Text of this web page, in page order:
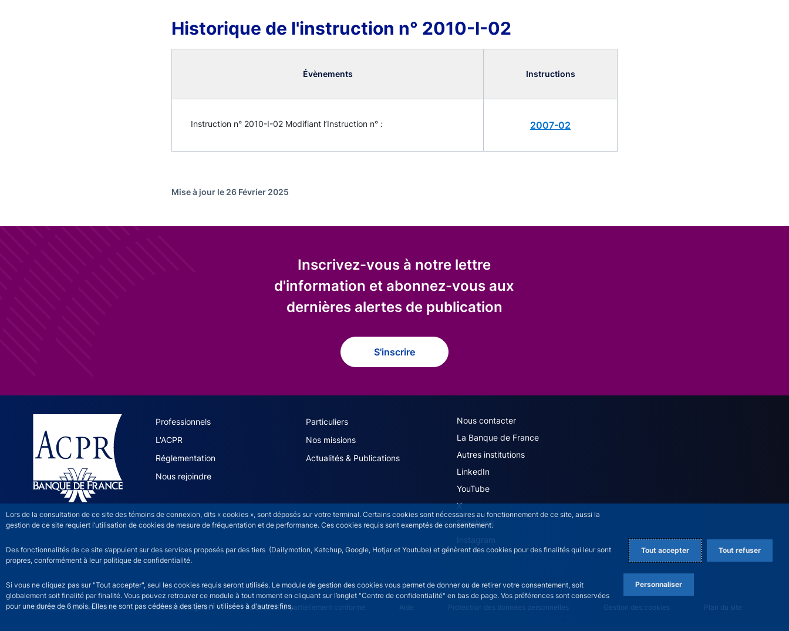
Lors de la consultation de ce site des témoins de connexion, dits « cookies », sont déposés sur votre terminal. Certains cookies sont nécessaires au fonctionnement de ce site, aussi la
gestion de ce site requiert l’utilisation de cookies de mesure de fréquentation et de performance. Ces cookies requis sont exemptés de consentement.
Des fonctionnalités de ce site s’appuient sur des services proposés par des tiers (Dailymotion, Katchup, Google, Hotjar et Youtube) et génèrent des cookies pour des finalités qui leur sont
propres, conformément à leur politique de confidentialité.
Si vous ne cliquez pas sur "Tout accepter", seul les cookies requis seront utilisés. Le module de gestion des cookies vous permet de donner ou de retirer votre consentement, soit
globalement soit finalité par finalité. Vous pouvez retrouver ce module à tout moment en cliquant sur l’onglet "Centre de confidentialité" en bas de page. Vos préférences sont conservées
pour une durée de 6 mois. Elles ne sont pas cédées à des tiers ni utilisées à d'autres fins.
Tout accepter Tout refuser
Personnaliser
Historique de l'instruction n° 2010-I-02
Évènements Instructions
Instruction n° 2010-I-02 Modifiant l’Instruction n° : 2007-02
Mise à jour le 26 Février 2025
Inscrivez-vous à notre lettre
d'information et abonnez-vous aux
dernières alertes de publication
S'inscrire
ACPR site navigation (French)
Professionnels
Particuliers
L'ACPR
Nos missions
Réglementation
Actualités & Publications
Nous rejoindre
ACPR footer secondary menu (French)
Nous contacter
La Banque de France
Autres institutions
LinkedIn
YouTube
X
Facebook
Instagram
©2026 Banque de France ACPR footer legal notice menu
Mentions légales Accessibilité partiellement conforme Aide Protection des données personnelles Gestion des cookies Plan du site